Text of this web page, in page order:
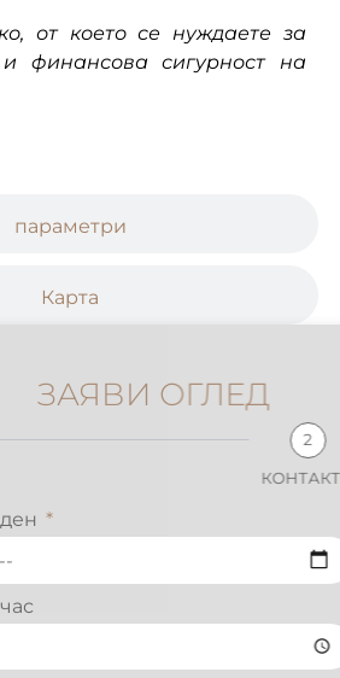
параметри
Карта
от което се нуждаете за
финансова сигурност на
ЗАЯВИ ОГЛЕД
2
КОНТАКТИ